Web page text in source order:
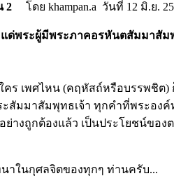
2 โดย khampan.a วันที่ 12 มิ.ย.
ด่พระผู้มีพระภาคอรหันตสัมมาสัม
คร เพศไหน (คฤหัสถ์หรือบรรพชิต
สัมมาสัมพุทธเจ้า ทุกคำที่พระองค์
ย่างถูกต้องแล้ว เป็นประโยชน์ขอ
าในกุศลจิตของทุกๆ ท่านครับ...